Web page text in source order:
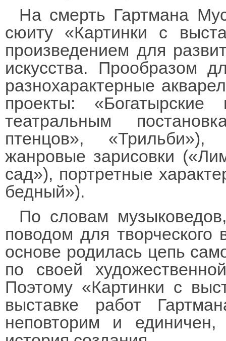
На смерть Гартмана
сюиту «Картинки с
произведением для
искусства. Прообразом
разнохарактерные
проекты:
театральным
птенцов»,
жанровые зарисовки
сад»), портретные
бедный»).
По словам
поводом для творческого
основе родилась цепь
по своей
Поэтому «Картинки с
выставке работ
неповторим и